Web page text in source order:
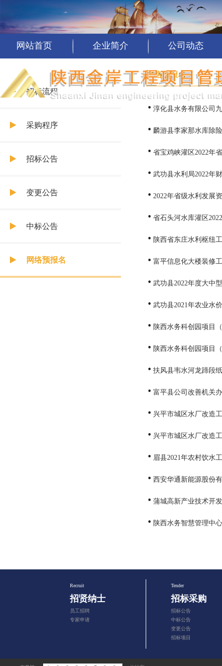
网站首页 企业简介 公司动态
招标流程
采购程序
招标公告
变更公告
中标公告
网络预报名
网络预报名
淳化县水务有限公司
麟游县李家那水库除
省宝鸡峡灌区2022年
武功县水利局2022年
2022年省级水利发展
省石头河水库灌区
陕西省东庄水利枢纽
富平信息化大楼装修
武功县2022年度大中
武功县2021年农业水
陕西水务科创园项目
陕西水务科创园项目
扶风县韦水河龙蹄段
富平县公司改善机关
兴平市城区水厂改造
兴平市城区水厂改造
眉县2021年农村饮水
西安华通新能源股份
蒲城高新产业技术开
陕西水务智慧管理中
Recruit
招贤纳士
员工招聘
专家申请
Tender
招标采购
招标公告
中标公告
变更公告
招标项目